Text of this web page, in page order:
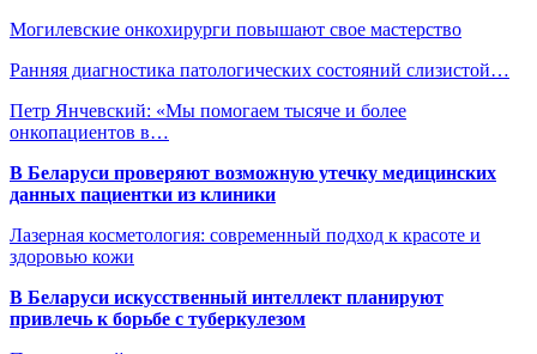
Могилевские онкохирурги повышают свое мастерство
Ранняя диагностика патологических состояний слизистой…
Петр Янчевский: «Мы помогаем тысяче и более
онкопациентов в…
В Беларуси проверяют возможную утечку медицинских
данных пациентки из клиники
Лазерная косметология: современный подход к красоте и
здоровью кожи
В Беларуси искусственный интеллект планируют
привлечь к борьбе с туберкулезом